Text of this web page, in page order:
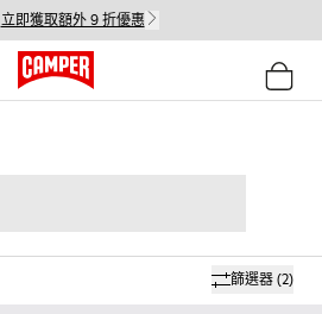
立即獲取額外 9 折優惠
篩選器(2)